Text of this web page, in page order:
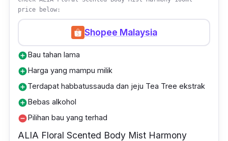
price below:
Shopee Malaysia
add_circleBau tahan lama
add_circleHarga yang mampu milik
add_circleTerdapat habbatussauda dan jeju Tea Tree ekstrak
add_circleBebas alkohol
remove_circlePilihan bau yang terhad
ALIA Floral Scented Body Mist Harmony